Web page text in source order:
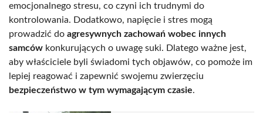
emocjonalnego stresu, co czyni ich trudnymi do
kontrolowania. Dodatkowo, napięcie i stres mogą
prowadzić do agresywnych zachowań wobec innych
samców konkurujących o uwagę suki. Dlatego ważne jest,
aby właściciele byli świadomi tych objawów, co pomoże im
lepiej reagować i zapewnić swojemu zwierzęciu
bezpieczeństwo w tym wymagającym czasie.